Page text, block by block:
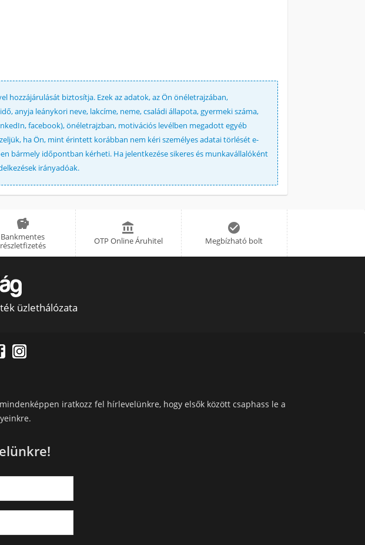
hozzájárulását biztosítja. Ezek az adatok, az Ön önéletrajzában,
anyja leánykori neve, lakcíme, neme, családi állapota, gyermeki száma,
facebook), önéletrajzban, motivációs levélben megadott egyéb
ha Ön, mint érintett korábban nem kéri személyes adatai törlését e-
bármely időpontban kérheti. Ha jelentkezése sikeres és munkavállalóként
irányadóak.

Bankmentes
részletfizetés

OTP Online Áruhitel

Megbízható bolt
üzlethálózata
iratkozz fel hírlevelünkre, hogy elsők között csaphass le a